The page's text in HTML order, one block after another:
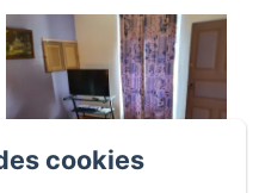
cookies